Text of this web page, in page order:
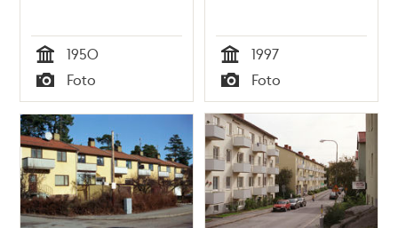
Tid
1950
Typ
Foto Tid
1997
Typ
Foto